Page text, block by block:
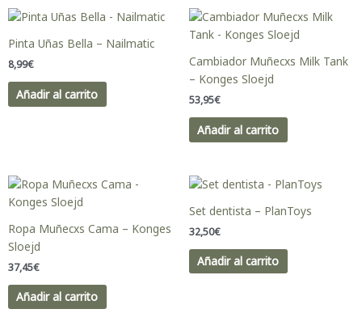
Pinta Uñas Bella – Nailmatic
8,99€
Añadir al carrito
Cambiador Muñecxs Milk Tank
– Konges Sloejd
53,95€
Añadir al carrito
Ropa Muñecxs Cama – Konges
Sloejd
37,45€
Añadir al carrito
Set dentista – PlanToys
32,50€
Añadir al carrito